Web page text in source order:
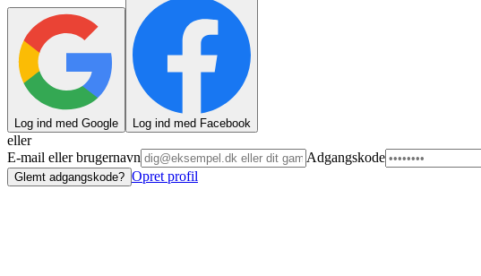
Log ind med Google Log ind med Facebook
eller
E-mail eller brugernavn
Adgangskode
Glemt adgangskode? Opret profil